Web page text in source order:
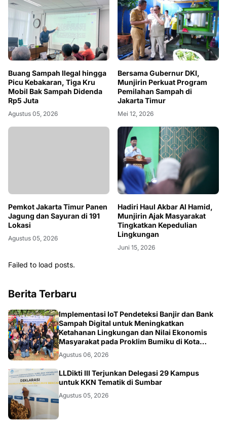
Buang Sampah Ilegal hingga
Picu Kebakaran, Tiga Kru
Mobil Bak Sampah Didenda
Rp5 Juta
Agustus 05, 2026
Bersama Gubernur DKI,
Munjirin Perkuat Program
Pemilahan Sampah di
Jakarta Timur
Mei 12, 2026
Pemkot Jakarta Timur Panen
Jagung dan Sayuran di 191
Lokasi
Agustus 05, 2026
Hadiri Haul Akbar Al Hamid,
Munjirin Ajak Masyarakat
Tingkatkan Kepedulian
Lingkungan
Juni 15, 2026
Failed to load posts.
Berita Terbaru
DIKBUDRISTEK
Implementasi IoT Pendeteksi Banjir dan Bank
Sampah Digital untuk Meningkatkan
Ketahanan Lingkungan dan Nilai Ekonomis
Masyarakat pada Proklim Bumiku di Kota
Tangerang
Agustus 06, 2026
DIKBUDRISTEK
LLDikti III Terjunkan Delegasi 29 Kampus
untuk KKN Tematik di Sumbar
Agustus 05, 2026